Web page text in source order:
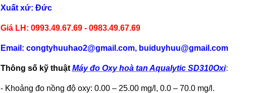
Xuất xứ: Đức
Giá LH: 0993.49.67.69 - 0983.49.67.69
Email: congtyhuuhao2@gmail.com, buiduyhuu@gmail.com
Thông số kỹ thuật Máy đo Oxy hoà tan Aqualytic SD310Oxi:
- Khoảng đo nồng độ oxy: 0.00 – 25.00 mg/l, 0.0 – 70.0 mg/l.